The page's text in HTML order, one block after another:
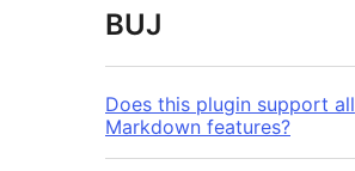
BUJ
Does this plugin support all
Markdown features?